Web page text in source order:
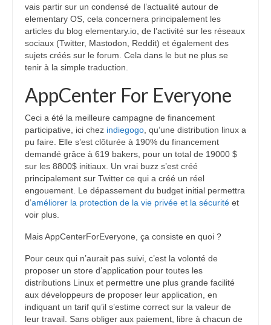
vais partir sur un condensé de l’actualité autour de
elementary OS, cela concernera principalement les
articles du blog elementary.io, de l’activité sur les réseaux
sociaux (Twitter, Mastodon, Reddit) et également des
sujets créés sur le forum. Cela dans le but ne plus se
tenir à la simple traduction.
AppCenter For Everyone
Ceci a été la meilleure campagne de financement
participative, ici chez indiegogo, qu’une distribution linux a
pu faire. Elle s’est clôturée à 190% du financement
demandé grâce à 619 bakers, pour un total de 19000 $
sur les 8800$ initiaux. Un vrai buzz s’est créé
principalement sur Twitter ce qui a créé un réel
engouement. Le dépassement du budget initial permettra
d’améliorer la protection de la vie privée et la sécurité et
voir plus.
Mais AppCenterForEveryone, ça consiste en quoi ?
Pour ceux qui n’aurait pas suivi, c’est la volonté de
proposer un store d’application pour toutes les
distributions Linux et permettre une plus grande facilité
aux développeurs de proposer leur application, en
indiquant un tarif qu’il s’estime correct sur la valeur de
leur travail. Sans obliger aux paiement, libre à chacun de